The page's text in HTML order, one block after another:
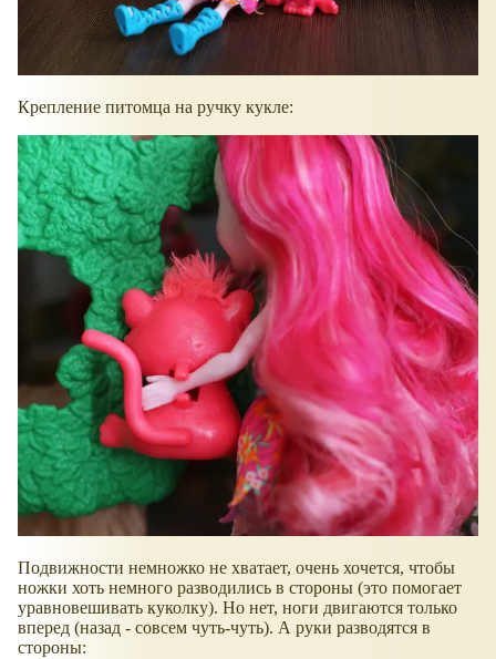
Крепление питомца на ручку кукле:
Подвижности немножко не хватает, очень хочется, чтобы
ножки хоть немного разводились в стороны (это помогает
уравновешивать куколку). Но нет, ноги двигаются только
вперед (назад - совсем чуть-чуть). А руки разводятся в
стороны: